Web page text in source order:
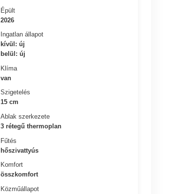
Épült
2026
Ingatlan állapot
kívül: új
belül: új
Klíma
van
Szigetelés
15 cm
Ablak szerkezete
3 rétegű thermoplan
Fűtés
hőszivattyús
Komfort
összkomfort
Közműállapot